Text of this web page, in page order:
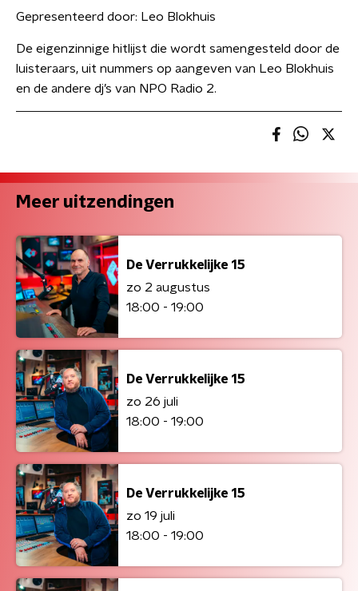
Gepresenteerd door: Leo Blokhuis
De eigenzinnige hitlijst die wordt samengesteld door de
luisteraars, uit nummers op aangeven van Leo Blokhuis
en de andere dj’s van NPO Radio 2.
Meer uitzendingen
De Verrukkelijke 15
zo 2 augustus
18:00 - 19:00
De Verrukkelijke 15
zo 26 juli
18:00 - 19:00
De Verrukkelijke 15
zo 19 juli
18:00 - 19:00